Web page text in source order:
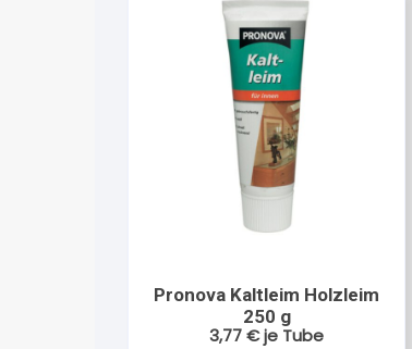
Pronova Kaltleim Holzleim
250 g
3,77€je Tube